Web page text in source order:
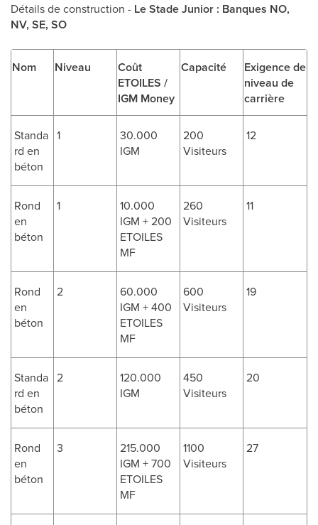
Détails de construction - Le Stade Junior : Banques NO,
NV, SE, SO
Nom Niveau
Coût
ETOILES /
IGM Money
Capacité
Exigence de
niveau de
carrière
Standa
rd en
béton
1
30.000
IGM
200
Visiteurs
12
Rond
en
béton
1
10.000
IGM + 200
ETOILES
MF
260
Visiteurs
11
Rond
en
béton
2
60.000
IGM + 400
ETOILES
MF
600
Visiteurs
19
Standa
rd en
béton
2
120.000
IGM
450
Visiteurs
20
Rond
en
béton
3
215.000
IGM + 700
ETOILES
MF
1100
Visiteurs
27